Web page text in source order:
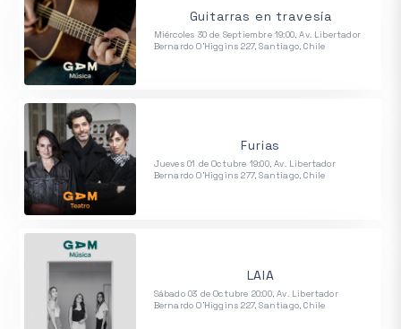
Guitarras en travesía
Miércoles 30 de Septiembre 19:00, Av. Libertador
Bernardo O'Higgins 227, Santiago, Chile
Furias
Jueves 01 de Octubre 19:00, Av. Libertador
Bernardo O'Higgins 277, Santiago, Chile
LAIA
Sábado 03 de Octubre 20:00, Av. Libertador
Bernardo O'Higgins 227, Santiago, Chile